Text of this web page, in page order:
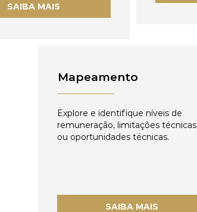
SAIBA MAIS
Mapeamento
Explore e identifique níveis de
remuneração, limitações técnicas
ou oportunidades técnicas.
SAIBA MAIS